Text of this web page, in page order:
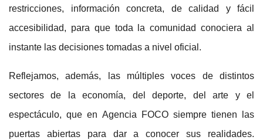
restricciones, información concreta, de calidad y fácil
accesibilidad, para que toda la comunidad conociera al
instante las decisiones tomadas a nivel oficial.
Reflejamos, además, las múltiples voces de distintos
sectores de la economía, del deporte, del arte y el
espectáculo, que en Agencia FOCO siempre tienen las
puertas abiertas para dar a conocer sus realidades.